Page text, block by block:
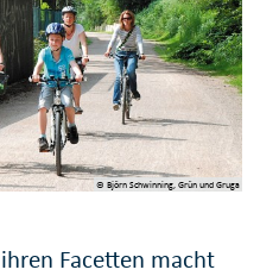
© Björn Schwinning, Grün und Gruga
Facetten macht